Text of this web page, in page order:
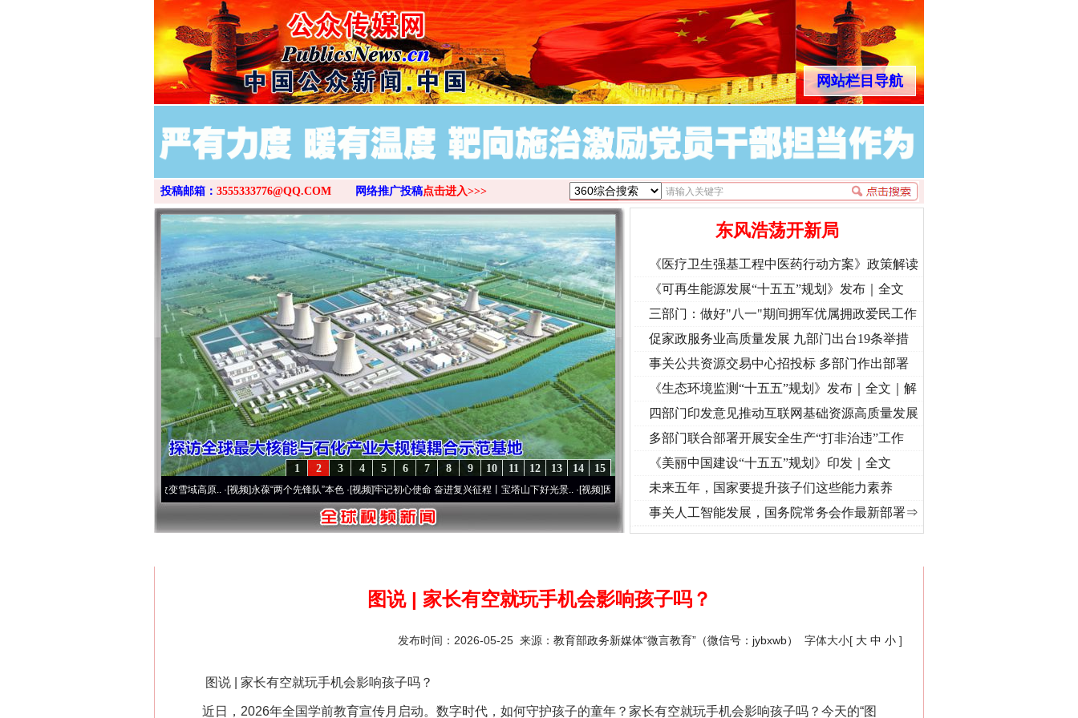
网站栏目导航
投稿邮箱： 3555333776@QQ.COM 网络推广投稿点击进入>>>
15
14
13
12
11
10
9
8
7
6
5
4
3
2
1
·[视频]永葆“两个先锋队”本色·[视频]牢记初心使命 奋进复兴征程丨宝塔山下好光景.. ·[视频]因党而生 为党而战——百年“纪”事⑧加强纪律..·[视频]牢记初心使命 奋进复兴征程丨“转折之城”激荡..
东风浩荡开新局
《医疗卫生强基工程中医药行动方案》政策解读
《可再生能源发展“十五五”规划》发布｜全文
三部门：做好"八一"期间拥军优属拥政爱民工作
促家政服务业高质量发展 九部门出台19条举措
事关公共资源交易中心招投标 多部门作出部署
《生态环境监测“十五五”规划》发布｜全文｜解
读
四部门印发意见推动互联网基础资源高质量发展
多部门联合部署开展安全生产“打非治违”工作
《美丽中国建设“十五五”规划》印发｜全文
未来五年，国家要提升孩子们这些能力素养
事关人工智能发展，国务院常务会作最新部署⇒
图说 | 家长有空就玩手机会影响孩子吗？
发布时间：2026-05-25 来源： 教育部政务新媒体“微言教育”（微信号：jybxwb） 字体大小[ 大 中 小 ]
图说 | 家长有空就玩手机会影响孩子吗？
近日，2026年全国学前教育宣传月启动。数字时代，如何守护孩子的童年？家长有空就玩手机会影响孩子吗？今天的“图